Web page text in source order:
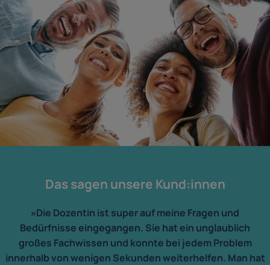
Das sagen unsere Kund:innen
»Die Dozentin ist super auf meine Fragen und
Bedürfnisse eingegangen. Sie hat ein unglaublich
großes Fachwissen und konnte bei jedem Problem
innerhalb von wenigen Sekunden weiterhelfen. Man hat